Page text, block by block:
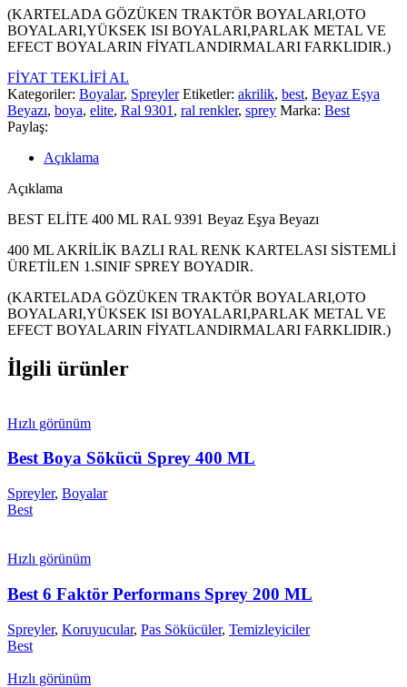
(KARTELADA GÖZÜKEN TRAKTÖR BOYALARI,OTO
BOYALARI,YÜKSEK ISI BOYALARI,PARLAK METAL VE
EFECT BOYALARIN FİYATLANDIRMALARI FARKLIDIR.)
FİYAT TEKLİFİ AL
Kategoriler: Boyalar, Spreyler Etiketler: akrilik, best, Beyaz Eşya
Beyazı, boya, elite, Ral 9301 , ral renkler, sprey Marka: Best
Paylaş:
Açıklama
Açıklama
BEST ELİTE 400 ML RAL 9391 Beyaz Eşya Beyazı
400 ML AKRİLİK BAZLI RAL RENK KARTELASI SİSTEMLİ
ÜRETİLEN 1.SINIF SPREY BOYADIR.
(KARTELADA GÖZÜKEN TRAKTÖR BOYALARI,OTO
BOYALARI,YÜKSEK ISI BOYALARI,PARLAK METAL VE
EFECT BOYALARIN FİYATLANDIRMALARI FARKLIDIR.)
İlgili ürünler
Hızlı görünüm
Best Boya Sökücü Sprey 400 ML
Spreyler, Boyalar
Best
Hızlı görünüm
Best 6 Faktör Performans Sprey 200 ML
Spreyler, Koruyucular, Pas Sökücüler, Temizleyiciler
Best
Hızlı görünüm